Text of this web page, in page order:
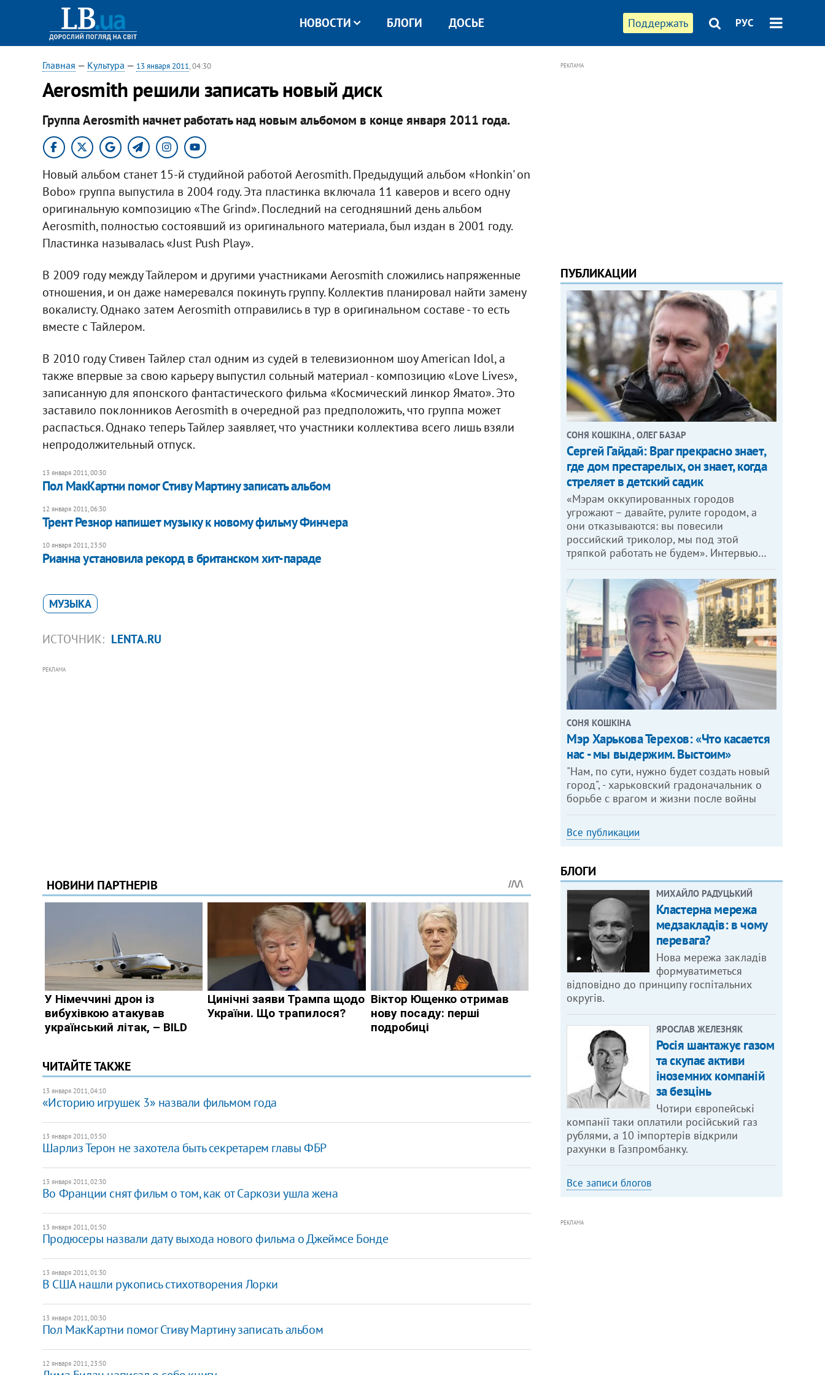
Поддержать РУС
НОВОСТИ БЛОГИ ДОСЬЕ
Главная — Культура — 13 января 2011, 04:30
Aerosmith решили записать новый диск
Группа Aerosmith начнет работать над новым альбомом в конце января 2011 года.
Новый альбом станет 15-й студийной работой Aerosmith. Предыдущий альбом «Honkin' on
Bobo» группа выпустила в 2004 году. Эта пластинка включала 11 каверов и всего одну
оригинальную композицию «Thе Grind». Последний на сегодняшний день альбом
Aerosmith, полностью состоявший из оригинального материала, был издан в 2001 году.
Пластинка называлась «Just Push Play».
В 2009 году между Тайлером и другими участниками Aerosmith сложились напряженные
отношения, и он даже намеревался покинуть группу. Коллектив планировал найти замену
вокалисту. Однако затем Aerosmith отправились в тур в оригинальном составе - то есть
вместе с Тайлером.
В 2010 году Стивен Тайлер стал одним из судей в телевизионном шоу American Idol, а
также впервые за свою карьеру выпустил сольный материал - композицию «Love Lives»,
записанную для японского фантастического фильма «Космический линкор Ямато». Это
заставило поклонников Aerosmith в очередной раз предположить, что группа может
распасться. Однако теперь Тайлер заявляет, что участники коллектива всего лишь взяли
непродолжительный отпуск.
13 января 2011, 00:30
Пол МакКартни помог Стиву Мартину записать альбом
12 января 2011, 06:30
Трент Резнор напишет музыку к новому фильму Финчера
10 января 2011, 23:50
Рианна установила рекорд в британском хит-параде
МУЗЫКА
ИСТОЧНИК: LENTA.RU
РЕКЛАМА
ЧИТАЙТЕ ТАКЖЕ
13 января 2011, 04:10
«Историю игрушек 3» назвали фильмом года
13 января 2011, 03:50
Шарлиз Терон не захотела быть секретарем главы ФБР
13 января 2011, 02:30
Во Франции снят фильм о том, как от Саркози ушла жена
13 января 2011, 01:50
Продюсеры назвали дату выхода нового фильма о Джеймсе Бонде
13 января 2011, 01:30
В США нашли рукопись стихотворения Лорки
13 января 2011, 00:30
Пол МакКартни помог Стиву Мартину записать альбом
12 января 2011, 23:50
РЕКЛАМА
ПУБЛИКАЦИИ
СОНЯ КОШКІНА , ОЛЕГ БАЗАР
Сергей Гайдай: Враг прекрасно знает,
где дом престарелых, он знает, когда
стреляет в детский садик
«Мэрам оккупированных городов
угрожают – давайте, рулите городом, а
они отказываются: вы повесили
российский триколор, мы под этой
тряпкой работать не будем». Интервью…
СОНЯ КОШКІНА
Мэр Харькова Терехов: «Что касается
нас - мы выдержим. Выстоим»
"Нам, по сути, нужно будет создать новый
город", - харьковский градоначальник о
борьбе с врагом и жизни после войны
Все публикации
БЛОГИ
МИХАЙЛО РАДУЦЬКИЙ
Кластерна мережа
медзакладів: в чому
перевага?
Нова мережа закладів
формуватиметься
відповідно до принципу госпітальних
округів.
ЯРОСЛАВ ЖЕЛЕЗНЯК
Росія шантажує газом
та скупає активи
іноземних компаній
за безцінь
Чотири європейські
компанії таки оплатили російський газ
рублями, а 10 імпортерів відкрили
рахунки в Газпромбанку.
Все записи блогов
РЕКЛАМА